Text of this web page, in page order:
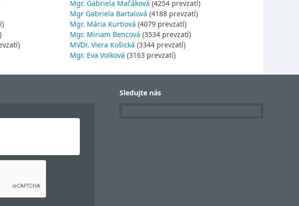
Mgr. Gabriela Mačáková (4254 prevzatí)
Mgr Gabriela Bartalová (4188 prevzatí)
Mgr. Mária Kurtiová (4079 prevzatí)
Mgr. Miriam Bencová (3534 prevzatí)
MVDr. Viera Košická (3344 prevzatí)
Mgr. Eva Volková (3163 prevzatí)
Sledujte nás